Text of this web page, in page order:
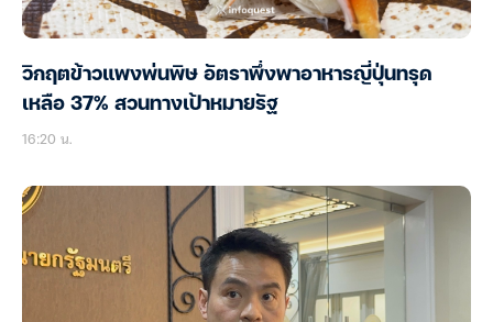
วิกฤตข้าวแพงพ่นพิษ อัตราพึ่งพาอาหารญี่ปุ่นทรุด
เหลือ 37% สวนทางเป้าหมายรัฐ
16:20 น.